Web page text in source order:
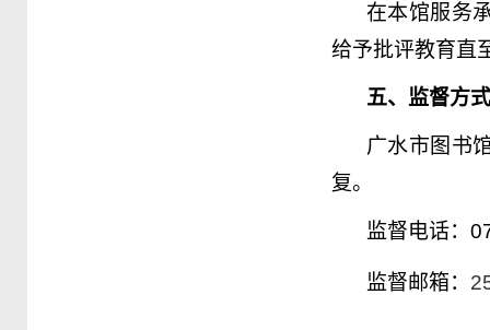
在本馆服务
给予批评教育直
五、监督方式
广水市图书
复。
监督电话：
监督邮箱：